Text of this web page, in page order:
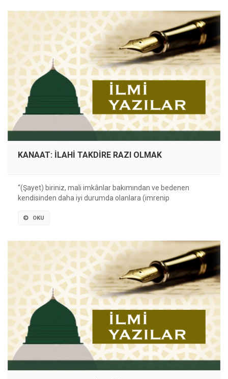
KANAAT: İLAHİ TAKDİRE RAZI OLMAK
“(Şayet) biriniz, mali imkânlar bakımından ve bedenen
kendisinden daha iyi durumda olanlara (imrenip
OKU